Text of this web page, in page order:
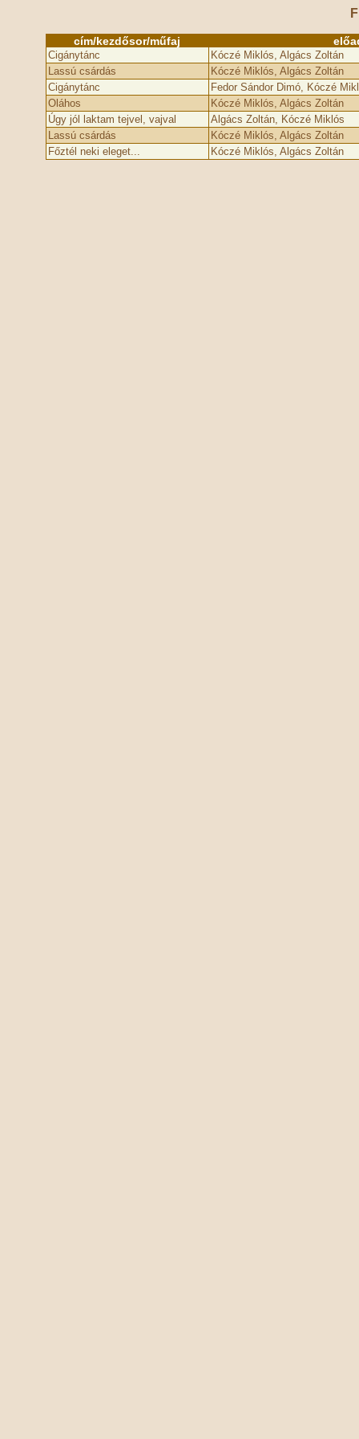
cím/kezdősor/műfaj
Cigánytánc
Kóczé Miklós, Algács Zoltán
Lassú csárdás
Kóczé Miklós, Algács Zoltán
Cigánytánc
Fedor Sándor Dimó, Kóczé
Oláhos
Kóczé Miklós, Algács Zoltán
Úgy jól laktam tejvel, vajval
Algács Zoltán, Kóczé Miklós
Lassú csárdás
Kóczé Miklós, Algács Zoltán
Főztél neki eleget...
Kóczé Miklós, Algács Zoltán